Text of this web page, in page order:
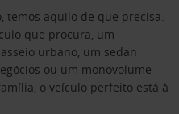
temos aquilo de que precisa.
que procura, um
urbano, um sedan
ou um monovolume
o veículo perfeito está à